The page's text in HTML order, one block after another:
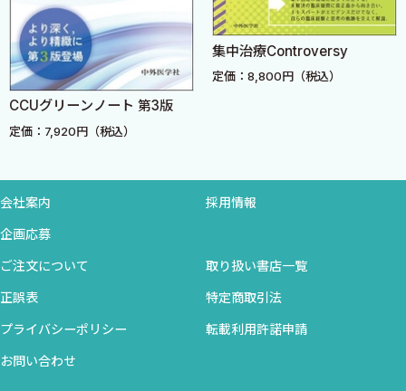
産婦人科へのコンサルテーション
女性の腹痛における鑑別の軸（産婦人科編）
問診と経腹超音波で4つの産婦人科疾患を鑑別する
産婦人科領域の「女性の腹痛」の鑑別
女性の腹痛にはFASTをしよう
FASTの感度・特異度について
■ 産婦人科の「4つの腹痛」をマスターしよう
■ １）異所性妊娠 〜女性の6％は妊娠に気付いていない〜
■ ２）卵巣嚢腫茎捻転：突然の激痛で歩けずに救急車で来院
■ ３）卵巣出血：急性発症の鈍痛が持続し改善しないため来
■ ４）骨盤内炎症性疾患（pelvic inflammatory disease：
PID）
CCUグリーンノート 第3版
定価：7,920円（税込）
集中治療Controversy
定価：8,800円（税込）
会社案内 採用情報
企画応募
ご注文について 取り扱い書店一覧
正誤表 特定商取引法
プライバシーポリシー 転載利用許諾申請
お問い合わせ